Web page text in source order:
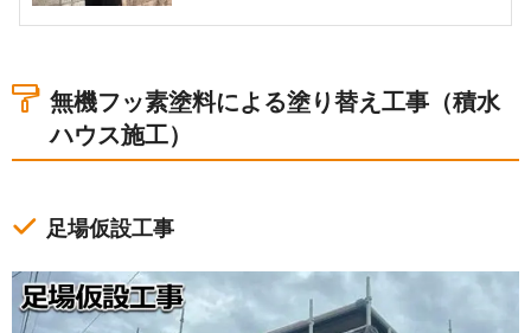
無機フッ素塗料による塗り替え工事（積水
ハウス施工）
足場仮設工事